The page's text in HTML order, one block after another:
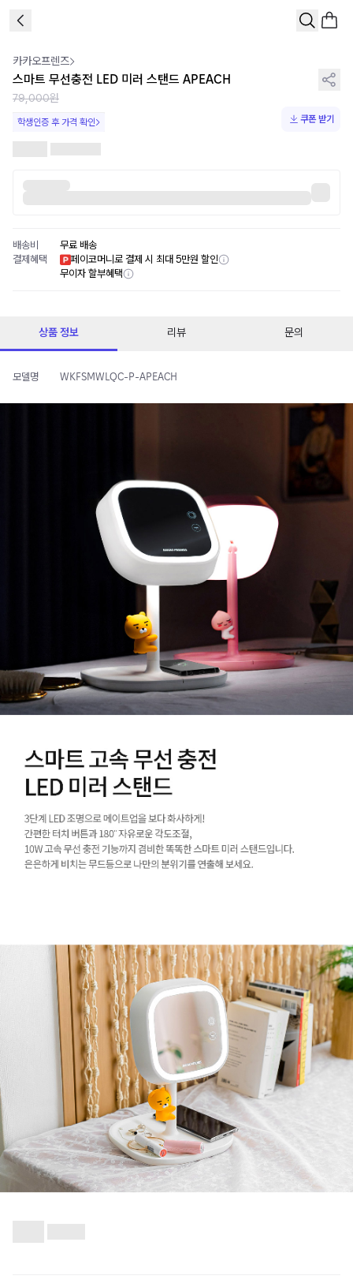
카카오프렌즈
스마트 무선충전 LED 미러 스탠드 APEACH
79,000원
학생인증 후 가격 확인 쿠폰 받기
배송비
무료 배송
결제혜택
페이코머니로 결제 시 최대 5만원 할인
무이자 할부혜택
상품 정보 리뷰 문의
모델명 WKFSMWLQC-P-APEACH